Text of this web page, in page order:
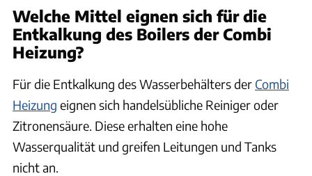
Welche Mittel eignen sich für die
Entkalkung des Boilers der Combi
Heizung?
Für die Entkalkung des Wasserbehälters der Combi
Heizung eignen sich handelsübliche Reiniger oder
Zitronensäure. Diese erhalten eine hohe
Wasserqualität und greifen Leitungen und Tanks
nicht an.